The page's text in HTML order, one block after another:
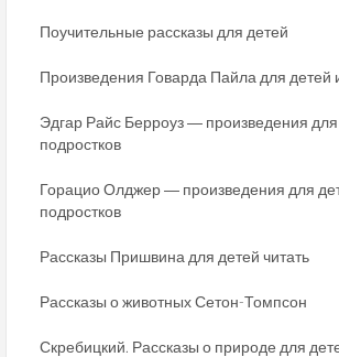
Поучительные рассказы для детей
Произведения Говарда Пайла для детей
Эдгар Райс Берроуз ― произведения для
подростков
Горацио Олджер ― произведения для
подростков
Рассказы Пришвина для детей читать
Рассказы о животных Сетон-Томпсон
Скребицкий. Рассказы о природе для